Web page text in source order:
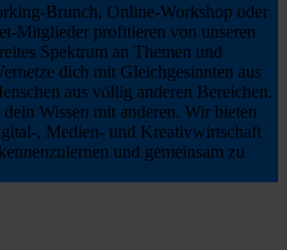
Brunch, Online-Workshop oder
Mitglieder profitieren von unseren
Spektrum an Themen und
dich mit Gleichgesinnten aus
aus völlig anderen Bereichen.
Wissen mit anderen. Wir bieten
, Medien- und Kreativwirtschaft
und gemeinsam zu